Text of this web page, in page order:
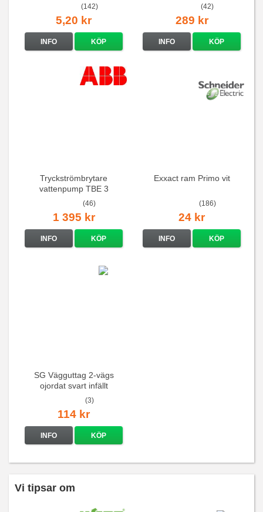
(142)
5,20 kr
INFO KÖP
(42)
289 kr
INFO KÖP
Tryckströmbrytare
vattenpump TBE 3
(46)
1 395 kr
INFO KÖP
Exxact ram Primo vit
(186)
24 kr
INFO KÖP
SG Vägguttag 2-vägs
ojordat svart infällt
16A/250V
(3)
114 kr
INFO KÖP
Vi tipsar om